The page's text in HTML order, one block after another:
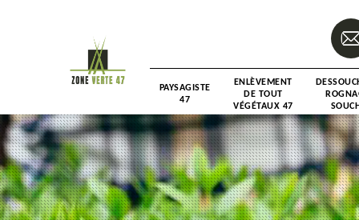
PAYSAGISTE
47
ENLÈVEMENT
DE TOUT
VÉGÉTAUX 47